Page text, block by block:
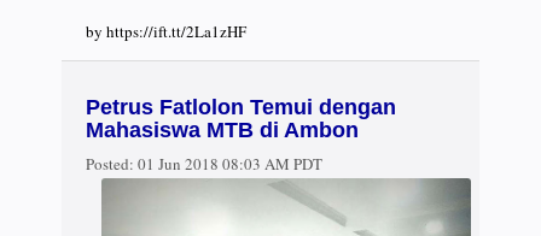
by https://ift.tt/2La1zHF
Petrus Fatlolon Temui dengan
Mahasiswa MTB di Ambon
Posted: 01 Jun 2018 08:03 AM PDT